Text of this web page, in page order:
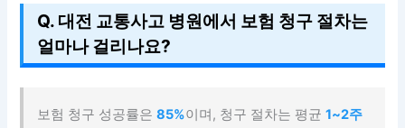
Q. 대전 교통사고 병원에서 보험 청구 절차는
얼마나 걸리나요?
보험 청구 성공률은85%이며, 청구 절차는 평균1~2주